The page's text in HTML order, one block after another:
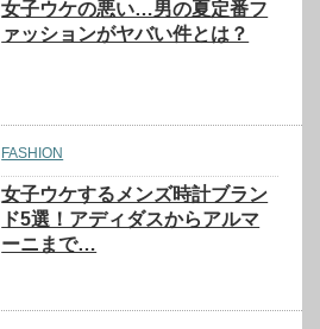
女子ウケの悪い…男の夏定番フ
ァッションがヤバい件とは？
FASHION
女子ウケするメンズ時計ブラン
ド5選！アディダスからアルマ
ーニまで…